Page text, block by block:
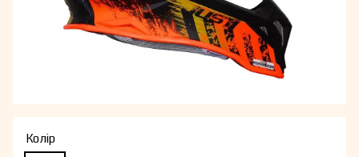
Колір